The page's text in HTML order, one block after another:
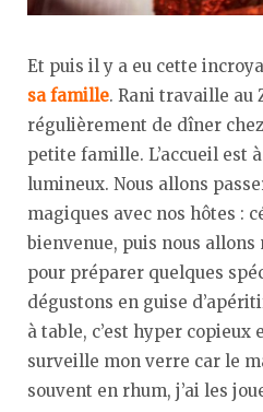
Et puis il y a eu cette
sa famille. Rani travaille au
régulièrement de dîner
petite famille. L’accueil est
lumineux. Nous allons
magiques avec nos hôtes :
bienvenue, puis nous
pour préparer quelques
dégustons en guise
à table, c’est hyper copieux
surveille mon verre car le
souvent en rhum, j’ai les